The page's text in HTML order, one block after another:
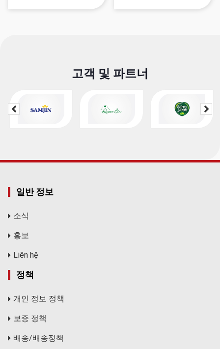
고객 및 파트너
일반 정보
소식
홍보
Liên hệ
정책
개인 정보 정책
보증 정책
배송/배송정책